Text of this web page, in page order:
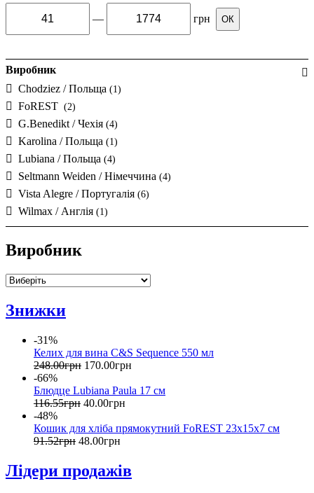
— грн ОК
Виробник
Chodziez / Польща (1)
FoREST (2)
G.Benedikt / Чехія (4)
Karolina / Польща (1)
Lubiana / Польща (4)
Seltmann Weiden / Німеччина (4)
Vista Alegre / Португалія (6)
Wilmax / Англія (1)
Виробник
Знижки
-31%
Келих для вина C&S Sequence 550 мл
248.00грн 170.00грн
-66%
Блюдце Lubiana Paula 17 см
116.55грн 40.00грн
-48%
Кошик для хліба прямокутний FoREST 23х15х7 см
91.52грн 48.00грн
Лідери продажів